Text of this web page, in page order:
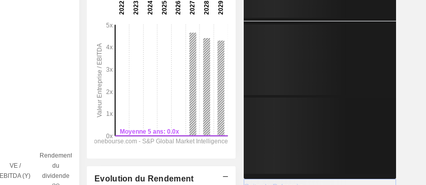
VE /
EBITDA (Y)
Rendement
du
dividende
Evolution du Rendement